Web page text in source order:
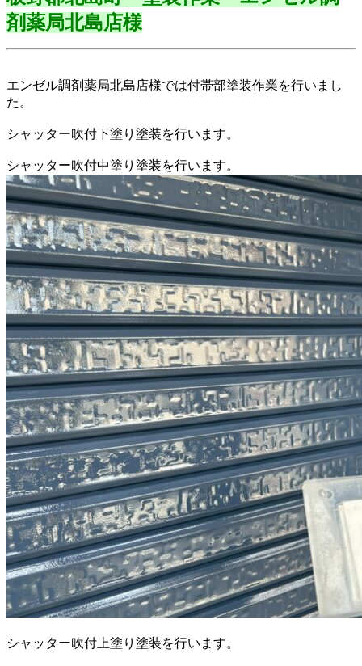
剤薬局北島店様
エンゼル調剤薬局北島店様では付帯部塗装作業を行いまし
た。
シャッター吹付下塗り塗装を行います。
シャッター吹付中塗り塗装を行います。
シャッター吹付上塗り塗装を行います。